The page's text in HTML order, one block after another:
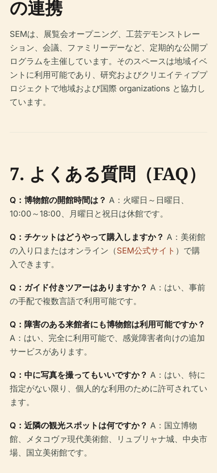
の連携
SEMは、展覧会オープニング、工芸デモンストレー
ション、会議、ファミリーデーなど、定期的な公開プ
ログラムを主催しています。そのスペースは地域イベ
ントに利用可能であり、研究およびクリエイティブプ
ロジェクトで地域および国際 organizations と協力し
ています。
7. よくある質問（FAQ）
Q：博物館の開館時間は？ A：火曜日～日曜日、
10:00～18:00、月曜日と祝日は休館です。
Q：チケットはどうやって購入しますか？ A：美術館
の入り口またはオンライン（SEM公式サイト ）で購
入できます。
Q：ガイド付きツアーはありますか？ A：はい、事前
の手配で複数言語で利用可能です。
Q：障害のある来館者にも博物館は利用可能ですか？
A：はい、完全に利用可能で、感覚障害者向けの追加
サービスがあります。
Q：中に写真を撮ってもいいですか？ A：はい、特に
指定がない限り、個人的な利用のために許可されてい
ます。
Q：近隣の観光スポットは何ですか？ A：国立博物
館、メタコヴァ現代美術館、リュブリャナ城、中央市
場、国立美術館です。